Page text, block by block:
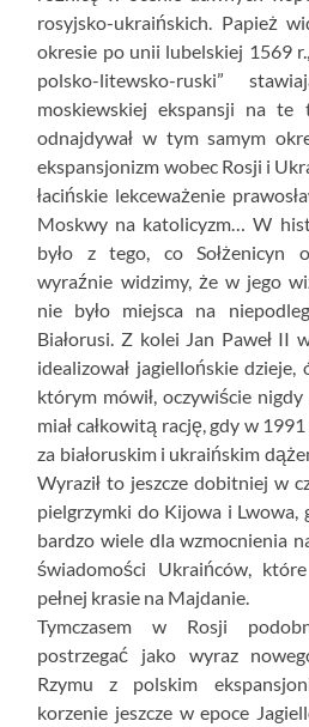
rosyjsko-ukraińskich. Papież
okresie po unii lubelskiej 1569
polsko-litewsko-ruski”
moskiewskiej ekspansji na te
odnajdywał w tym samym
ekspansjonizm wobec Rosji i
łacińskie lekceważenie
Moskwy na katolicyzm… W
było z tego, co Sołżenicyn
wyraźnie widzimy, że w jego
nie było miejsca na
Białorusi. Z kolei Jan Paweł II
idealizował jagiellońskie dzieje,
którym mówił, oczywiście
miał całkowitą rację, gdy w
za białoruskim i ukraińskim
Wyraził to jeszcze dobitniej w
pielgrzymki do Kijowa i Lwowa,
bardzo wiele dla wzmocnienia
świadomości Ukraińców,
pełnej krasie na Majdanie.
Tymczasem w Rosji
postrzegać jako wyraz
Rzymu z polskim
korzenie jeszcze w epoce